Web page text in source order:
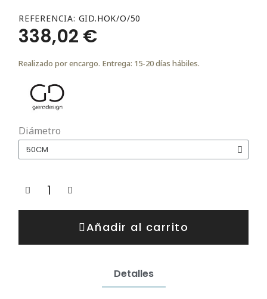
REFERENCIA GID.HOK/O/50
338,02 €
Realizado por encargo. Entrega: 15-20 días hábiles.
Diámetro
Añadir al carrito
Detalles